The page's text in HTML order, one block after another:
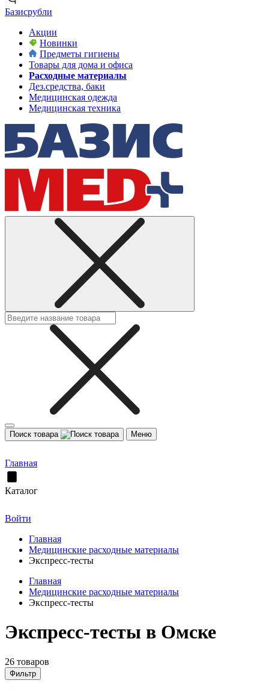
Базисрубли
Акции
Новинки
Предметы гигиены
Товары для дома и офиса
Расходные материалы
Дез.средства, баки
Медицинская одежда
Медицинская техника
Поиск товара Меню
Главная
Каталог
Войти
Главная
Медицинские расходные материалы
Экспресс-тесты
Главная
Медицинские расходные материалы
Экспресс-тесты
Экспресс-тесты в Омске
26 товаров
Фильтр